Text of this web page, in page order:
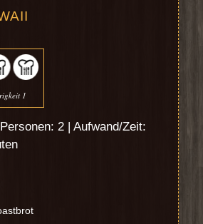
1
2 | Aufwand/Zeit: